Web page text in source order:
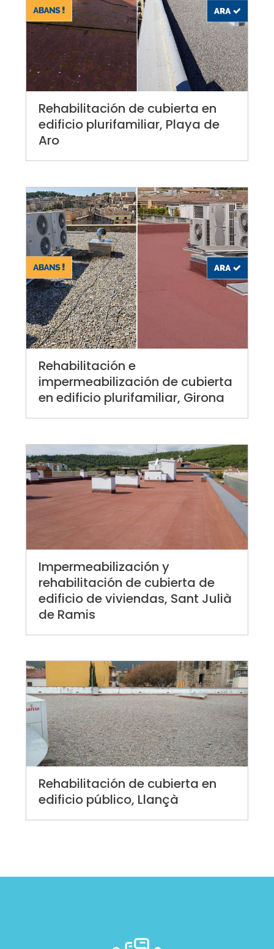
Rehabilitación de cubierta en
edificio plurifamiliar, Playa de
Aro
Rehabilitación e
impermeabilización de cubierta
en edificio plurifamiliar, Girona
Impermeabilización y
rehabilitación de cubierta de
edificio de viviendas, Sant Julià
de Ramis
Rehabilitación de cubierta en
edificio público, Llançà